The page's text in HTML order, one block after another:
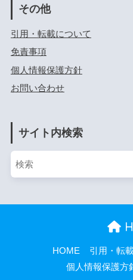
その他
引用・転載について
免責事項
個人情報保護方針
お問い合わせ
サイト内検索
HOME 引用・転
個人情報保護方